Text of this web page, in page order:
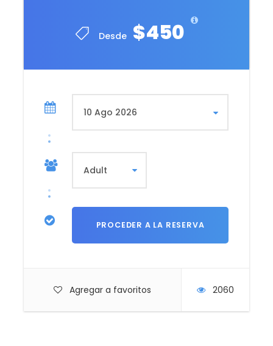
Desde $450
Agregar a favoritos 2060
tiempo necesario para tomar fotos y disfrutar de
sus hermosas vistas. Al culminar el tiempo de visita
almuerzo buffet, luego de esto se dirigirá a la
estación de tren de Ollantaytambo, donde
abordará el tren EXPEDITION para dirigirse al pueblo
de Machu Picchu (Aguas Calientes), con una
duración de una hora y treinta minutos de viaje. Al
arribar a la estación, nuestro staff de guías lo
estarán esperando para dirigirlo a su hotel asignado.
Noche en Aguas Calientes en hotel de
categoría seleccionada.
MACHU PICCHU - CUSCO